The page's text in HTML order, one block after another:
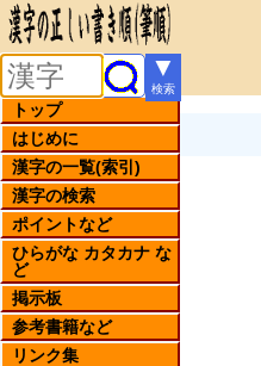
▼
検索
トップ
はじめに
漢字の一覧(索引)
漢字の検索
ポイントなど
ひらがな カタカナ な
ど
掲示板
参考書籍など
リンク集